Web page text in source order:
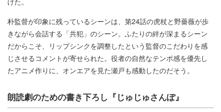
朴監督が印象に残っているシーンは、第24話の虎杖と野薔薇が歩
きながら会話する「共犯」のシーン。ふたりの絆が深まるシーン
だからこそ、リップシンクを調整したという監督のこだわりを感
じさせるコメントが寄せられた。役者の自然なテンポ感を優先し
たアニメ作りに、オンエアを見た瀬戸も感動したのだそう。
朗読劇のための書き下ろし『じゅじゅさんぽ』